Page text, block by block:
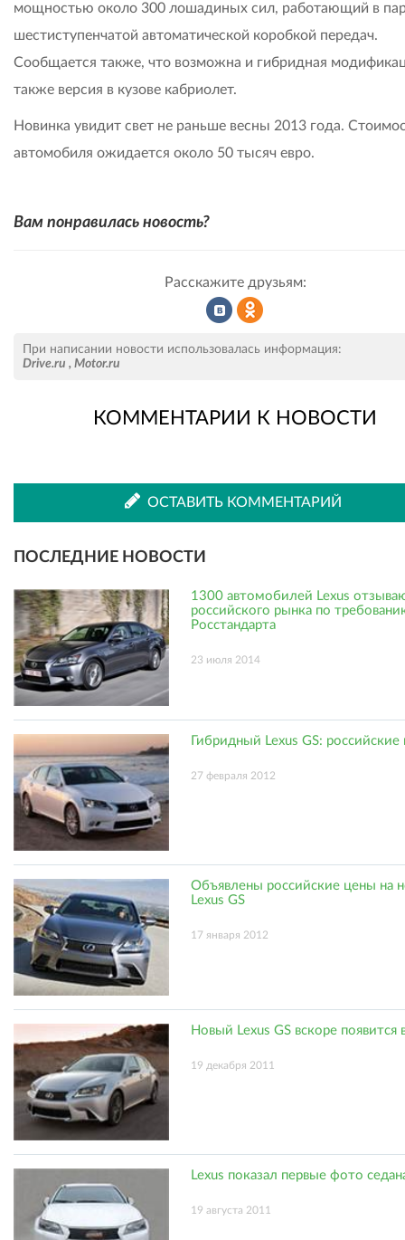
мощностью около 300 лошадиных сил, работающий в
шестиступенчатой автоматической коробкой передач.
Сообщается также, что возможна и гибридная
также версия в кузове кабриолет.
Новинка увидит свет не раньше весны 2013 года.
автомобиля ожидается около 50 тысяч евро.
Вам понравилась новость?
Расскажите друзьям:
во
ВКонтакте
Одноклассниках
При написании новости использовалась информация:
Drive.ru , Motor.ru
КОММЕНТАРИИ К НОВОСТИ
ОСТАВИТЬ КОММЕНТАРИЙ
ПОСЛЕДНИЕ НОВОСТИ
1300 автомобилей Lexus
российского рынка по
Росстандарта
23 июля 2014
Гибридный Lexus GS:
27 февраля 2012
Объявлены российские цены на
Lexus GS
17 января 2012
Новый Lexus GS вскоре появится
19 декабря 2011
Lexus показал первые фото
19 августа 2011